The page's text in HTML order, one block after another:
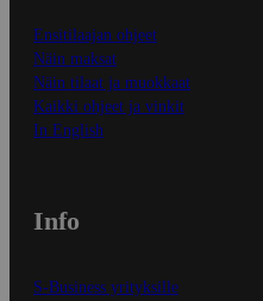
Ensitilaajan ohjeet
Näin maksat
Näin tilaat ja muokkaat
Kaikki ohjeet ja vinkit
In English
Info
S-Business yrityksille